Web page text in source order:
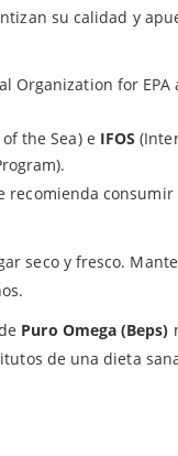
su calidad y
Organization for EPA
the Sea) e IFOS
recomienda
seco y fresco.
Puro Omega (Beps)
de una dieta